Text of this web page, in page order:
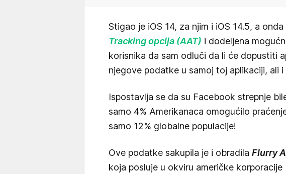
Stigao je iOS 14, za njim i iOS 14.5, a
Tracking opcija (AAT) i dodeljena
korisnika da sam odluči da li će dopustiti
njegove podatke u samoj toj aplikaciji, ali
Ispostavlja se da su Facebook strepnje
samo 4% Amerikanaca omogućilo
samo 12% globalne populacije!
Ove podatke sakupila je i obradila Flurry
koja posluje u okviru američke korporacije